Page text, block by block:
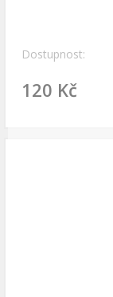
Dostupnost:
120 Kč